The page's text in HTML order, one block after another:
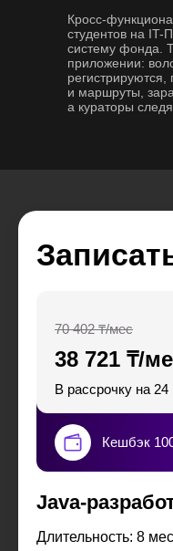
Кросс-
студентов на IT-
систему фонда.
приложении:
регистрируются,
и маршруты,
а кураторы
38 721 ₸/
70 402 ₸/мес
В рассрочку на 24
Кешбэк
Java-
Длительность: 8 мес